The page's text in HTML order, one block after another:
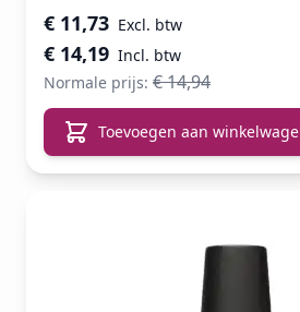
Speciale prijs
€ 14,19
€ 11,73
Normale prijs: € 14,94
Toevoegen aan